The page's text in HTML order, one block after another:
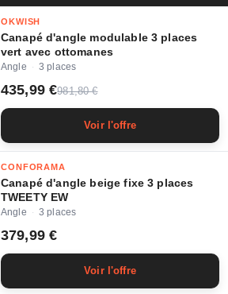
OKWISH
Canapé d'angle modulable 3 places
vert avec ottomanes
Angle · 3 places
435,99 €981,80 €
Voir l'offre
CONFORAMA
Canapé d'angle beige fixe 3 places
TWEETY EW
Angle · 3 places
379,99 €
Voir l'offre